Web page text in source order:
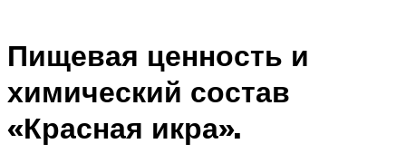
Пищевая ценность и
химический состав
«Красная икра».